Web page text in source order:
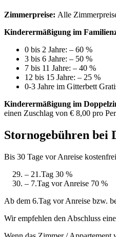
Zimmerpreise: Alle
Kinderermäßigung im
0 bis 2 Jahre: – 60 %
3 bis 6 Jahre: – 50 %
7 bis 11 Jahre: – 40 %
12 bis 15 Jahre: – 25 %
0-3 Jahre im Gitterbett
Kinderermäßigung im
einen Zuschlag von € 8,00 pro
Stornogebühren bei
Bis 30 Tage vor Anreise
– 21.Tag 30 %
– 7.Tag vor Anreise 70 %
Ab dem 6.Tag vor Anreise bzw.
Wir empfehlen den Abschluss